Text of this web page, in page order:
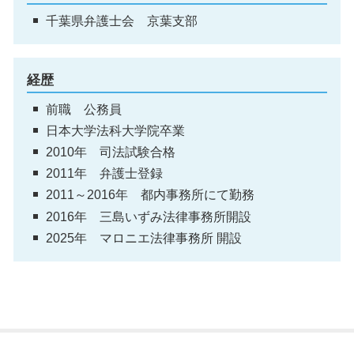
千葉県弁護士会 京葉支部
経歴
前職 公務員
日本大学法科大学院卒業
2010年 司法試験合格
2011年 弁護士登録
2011～2016年 都内事務所にて勤務
2016年 三島いずみ法律事務所開設
2025年 マロニエ法律事務所 開設